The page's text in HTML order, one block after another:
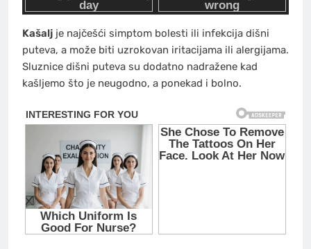
Kašalj je najčešći simptom bolesti ili infekcija dišni
puteva, a može biti uzrokovan iritacijama ili alergijama.
Sluznice dišni puteva su dodatno nadražene kad
kašljemo što je neugodno, a ponekad i bolno.